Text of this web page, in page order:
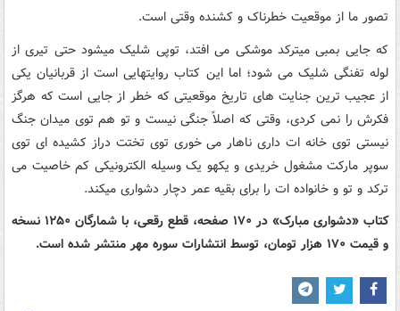
تصور ما از موقعیت خطرناک و کشنده وقتی است.
که جایی بمبی میترکد موشکی می افتد، توپی شلیک میشود حتی تیری از
لوله تفنگی شلیک می شود؛ اما این کتاب روایتهایی است از قربانیان یکی
از عجیب ترین جنایت های تاریخ موقعیتی که خطر از جایی است که هرگز
فکرش را نمی کردی، وقتی که اصلاً جنگی نیست و تو هم توی میدان جنگ
نیستی توی خانه ات داری ناهار می خوری توی تختت دراز کشیده ای توی
سوپر مارکت مشغول خریدی و یکهو یک وسیله الکترونیکی کم خاصیت می
ترکد و تو و خانواده ات را برای بقیه عمر دچار دشواری میکند.
کتاب «دشواری مبارک» در ۱۷۰ صفحه، قطع رقعی، با شمارگان ۱۲۵۰ نسخه
و قیمت ۱۷۰ هزار تومان، توسط انتشارات سوره مهر منتشر شده است.